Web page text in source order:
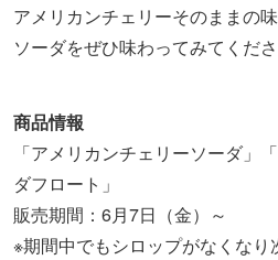
アメリカンチェリーそのままの
ソーダをぜひ味わってみてくださ
商品情報
「アメリカンチェリーソーダ」
ダフロート」
販売期間：6月7日（金）～
※期間中でもシロップがなくな